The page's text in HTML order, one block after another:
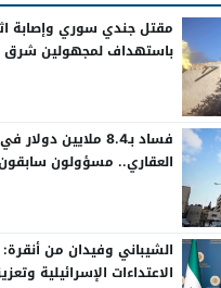
مقتل جندي سوري وإصابة
باستهداف لمجهولين شرق
فساد بـ8.4 ملايين
العقاري.. مسؤولون
الشيباني وفيدان من
الاعتداءات الإسرائيلية